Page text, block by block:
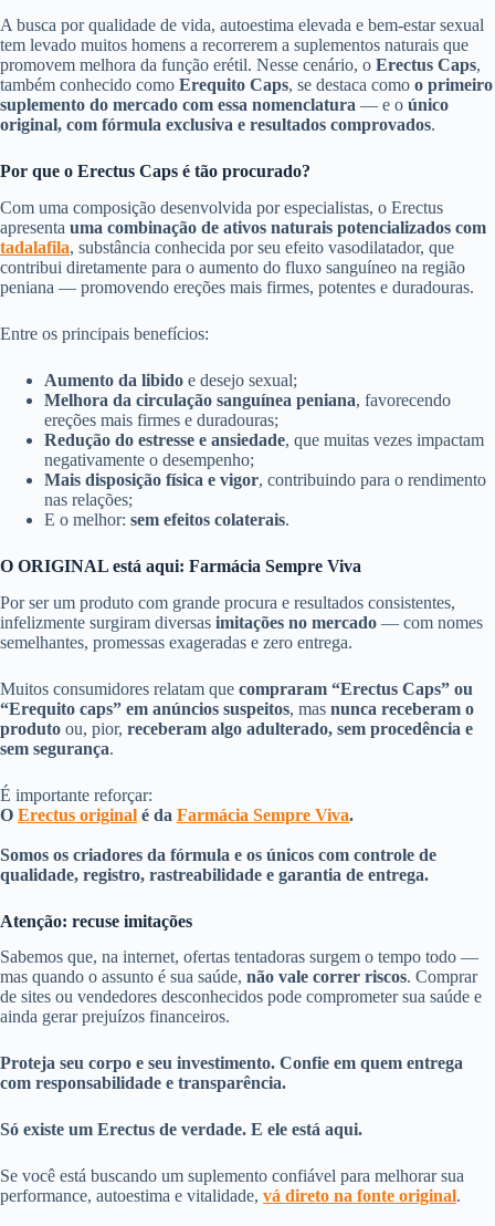
A busca por qualidade de vida, autoestima elevada e bem-estar sexual
tem levado muitos homens a recorrerem a suplementos naturais que
promovem melhora da função erétil. Nesse cenário, o Erectus Caps,
também conhecido como Erequito Caps, se destaca como o primeiro
suplemento do mercado com essa nomenclatura — e o único
original, com fórmula exclusiva e resultados comprovados.
Por que o Erectus Caps é tão procurado?
Com uma composição desenvolvida por especialistas, o Erectus
apresenta uma combinação de ativos naturais potencializados com
tadalafila, substância conhecida por seu efeito vasodilatador, que
contribui diretamente para o aumento do fluxo sanguíneo na região
peniana — promovendo ereções mais firmes, potentes e duradouras.
Entre os principais benefícios:
Aumento da libido e desejo sexual;
Melhora da circulação sanguínea peniana, favorecendo
ereções mais firmes e duradouras;
Redução do estresse e ansiedade, que muitas vezes impactam
negativamente o desempenho;
Mais disposição física e vigor, contribuindo para o rendimento
nas relações;
E o melhor: sem efeitos colaterais.
O ORIGINAL está aqui: Farmácia Sempre Viva
Por ser um produto com grande procura e resultados consistentes,
infelizmente surgiram diversas imitações no mercado — com nomes
semelhantes, promessas exageradas e zero entrega.
Muitos consumidores relatam que compraram “Erectus Caps” ou
“Erequito caps” em anúncios suspeitos, mas nunca receberam o
produto ou, pior, receberam algo adulterado, sem procedência e
sem segurança.
É importante reforçar:
O Erectus original é da Farmácia Sempre Viva.
Somos os criadores da fórmula e os únicos com controle de
qualidade, registro, rastreabilidade e garantia de entrega.
Atenção: recuse imitações
Sabemos que, na internet, ofertas tentadoras surgem o tempo todo —
mas quando o assunto é sua saúde, não vale correr riscos. Comprar
de sites ou vendedores desconhecidos pode comprometer sua saúde e
ainda gerar prejuízos financeiros.
Proteja seu corpo e seu investimento. Confie em quem entrega
com responsabilidade e transparência.
Só existe um Erectus de verdade. E ele está aqui.
Se você está buscando um suplemento confiável para melhorar sua
performance, autoestima e vitalidade, vá direto na fonte original.